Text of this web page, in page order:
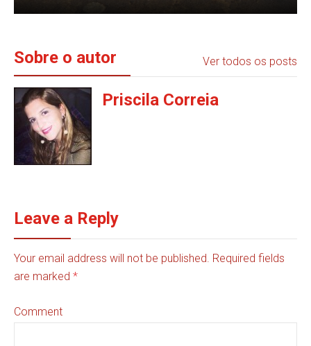
Sobre o autor Ver todos os posts
Priscila Correia
Leave a Reply
Your email address will not be published. Required fields
are marked *
Comment